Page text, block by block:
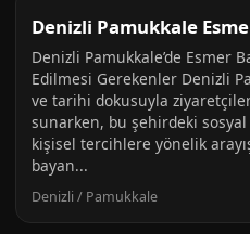
Denizli Pamukkale
Denizli Pamukkale’de Esmer
Edilmesi Gerekenler Denizli
ve tarihi dokusuyla
sunarken, bu şehirdeki sosyal
kişisel tercihlere yönelik
bayan...
Denizli / Pamukkale